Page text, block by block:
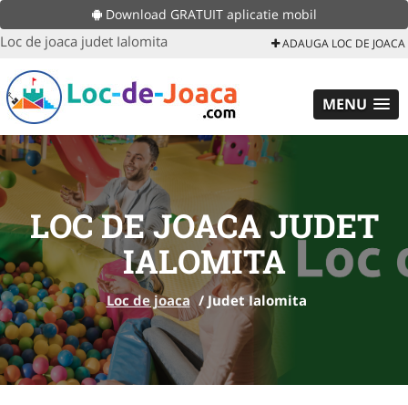
Download GRATUIT aplicatie mobil
Loc de joaca judet Ialomita ADAUGA LOC DE JOACA
MENU
LOC DE JOACA JUDET
IALOMITA
Loc de joaca / Judet Ialomita